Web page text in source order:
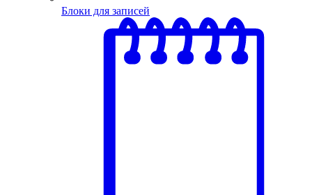
Блоки для записей